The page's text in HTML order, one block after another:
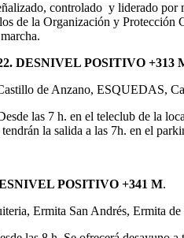
controlado y liderado
de la Organización y Protección
DESNIVEL POSITIVO +313
de Anzano, ESQUEDAS,
las 7 h. en el teleclub de la
la salida a las 7h. en el
POSITIVO +341 M.
Ermita San Andrés, Ermita